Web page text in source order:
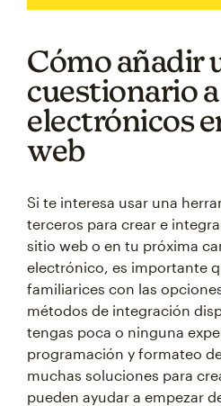
Cómo añadir
cuestionario
electrónicos
web
Si te interesa usar una
terceros para crear e
sitio web o en tu próxima
electrónico, es importante
familiarices con las
métodos de integración
tengas poca o ninguna
programación y formateo
muchas soluciones para
pueden ayudar a empezar